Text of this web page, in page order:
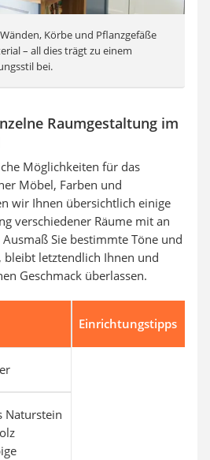
Körbe und Pflanzgefäße
– all dies trägt zu einem
bei.
Raumgestaltung im
Möglichkeiten für das
Möbel, Farben und
wir Ihnen übersichtlich einige
verschiedener Räume mit an
Sie bestimmte Töne und
bleibt letztendlich Ihnen und
Geschmack überlassen.
Einrichtungstipps
Naturstein